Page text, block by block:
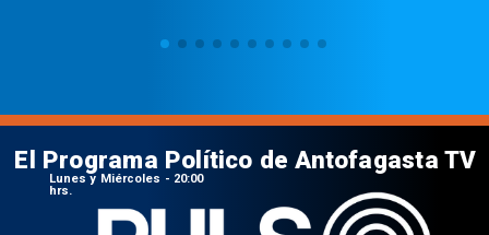
El Programa Político de Antofagasta TV
Lunes y Miércoles - 20:00
hrs.